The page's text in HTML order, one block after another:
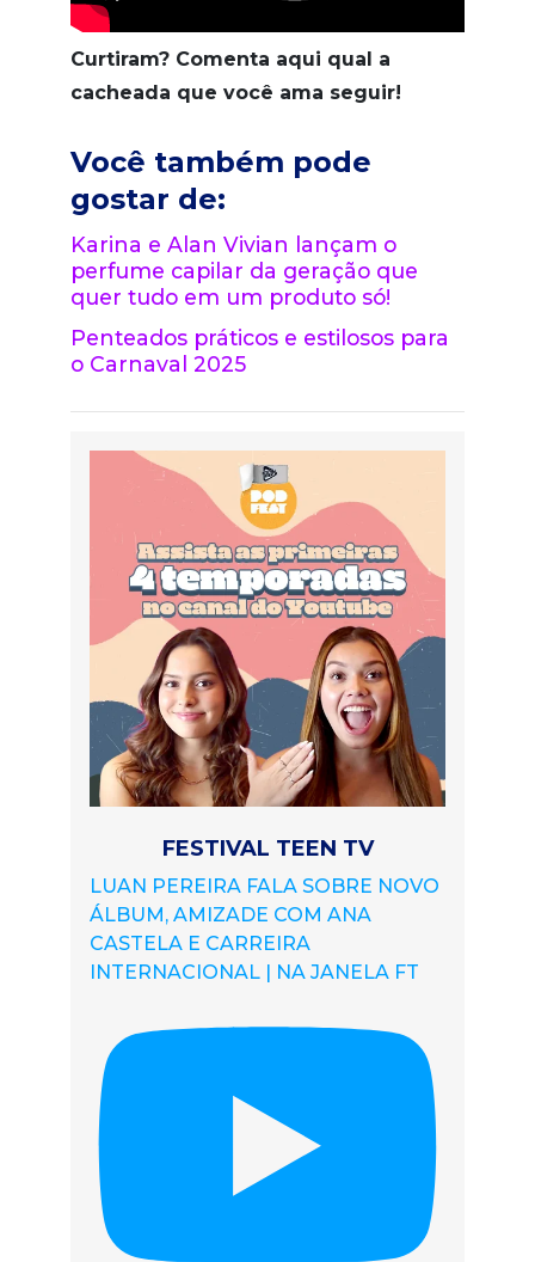
Curtiram? Comenta aqui qual a
cacheada que você ama seguir!
Você também pode
gostar de:
Karina e Alan Vivian lançam o
perfume capilar da geração que
quer tudo em um produto só!
Penteados práticos e estilosos para
o Carnaval 2025
FESTIVAL TEEN TV
LUAN PEREIRA FALA SOBRE NOVO
ÁLBUM, AMIZADE COM ANA
CASTELA E CARREIRA
INTERNACIONAL | NA JANELA FT